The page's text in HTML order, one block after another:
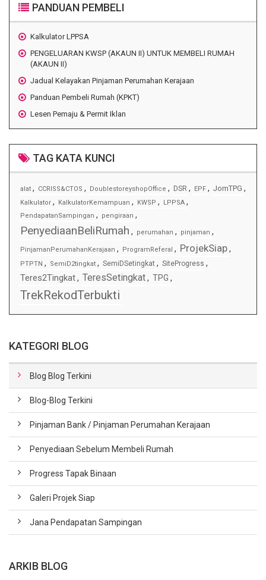
PANDUAN PEMBELI
Kalkulator LPPSA
PENGELUARAN KWSP (AKAUN II) UNTUK MEMBELI RUMAH
(AKAUN II)
Jadual Kelayakan Pinjaman Perumahan Kerajaan
Panduan Pembeli Rumah (KPKT)
Lesen Pemaju & Permit Iklan
TAG KATA KUNCI
alat , CCRISS&CTOS , DoublestoreyshopOffice , DSR , EPF , JomTPG ,
Kalkulator , KalkulatorKemampuan , KWSP , LPPSA ,
PendapatanSampingan , pengiraan ,
PenyediaanBeliRumah , perumahan , pinjaman ,
PinjamanPerumahanKerajaan , ProgramReferal , ProjekSiap,
PTPTN , SemiD2tingkat , SemiDSetingkat , SiteProgress ,
Teres2Tingkat, TeresSetingkat, TPG ,
TrekRekodTerbukti
KATEGORI BLOG
Blog Blog Terkini
Blog-Blog Terkini
Pinjaman Bank / Pinjaman Perumahan Kerajaan
Penyediaan Sebelum Membeli Rumah
Progress Tapak Binaan
Galeri Projek Siap
Jana Pendapatan Sampingan
ARKIB BLOG